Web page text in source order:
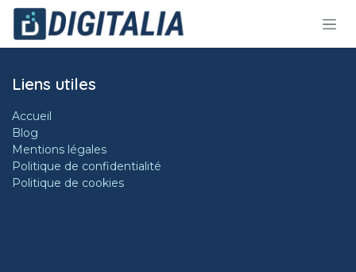
Se rendre au contenu
Liens utiles
Accueil
Blog
Mentions légales
Politique de confidentialité
Politique de cookies